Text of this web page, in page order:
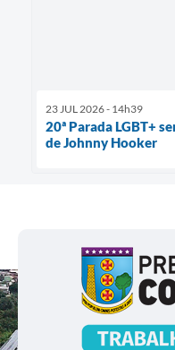
23 JUL 2026 - 14h39
20ª Parada LGBT+
de Johnny Hooker